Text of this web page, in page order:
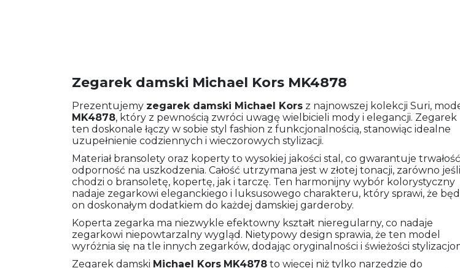
Zegarek damski Michael Kors MK4878
Prezentujemy zegarek damski Michael Kors z najnowszej kolekcji Suri,
MK4878, który z pewnością zwróci uwagę wielbicieli mody i elegancji. Zegarek
ten doskonale łączy w sobie styl fashion z funkcjonalnością, stanowiąc idealne
uzupełnienie codziennych i wieczorowych stylizacji.
Materiał bransolety oraz koperty to wysokiej jakości stal, co gwarantuje
odporność na uszkodzenia. Całość utrzymana jest w złotej tonacji, zarówno jeśli
chodzi o bransoletę, kopertę, jak i tarczę. Ten harmonijny wybór kolorystyczny
nadaje zegarkowi eleganckiego i luksusowego charakteru, który sprawi, że
on doskonałym dodatkiem do każdej damskiej garderoby.
Koperta zegarka ma niezwykle efektowny kształt nieregularny, co nadaje
zegarkowi niepowtarzalny wygląd. Nietypowy design sprawia, że ten model
wyróżnia się na tle innych zegarków, dodając oryginalności i świeżości
Zegarek damski Michael Kors MK4878 to więcej niż tylko narzędzie do